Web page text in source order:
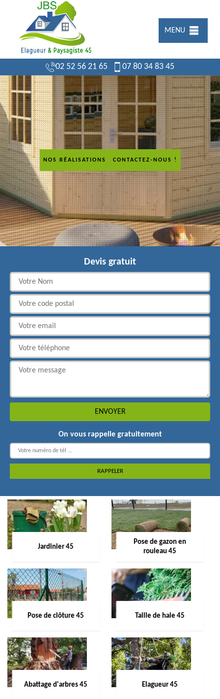
MENU
02 52 56 21 65 07 80 34 83 45
NOS RÉALISATIONS CONTACTEZ-NOUS !
Devis gratuit
On vous rappelle gratuitement
Jardinier 45
Pose de gazon en
rouleau 45
Pose de clôture 45 Taille de haie 45
Abattage d'arbres 45 Elagueur 45